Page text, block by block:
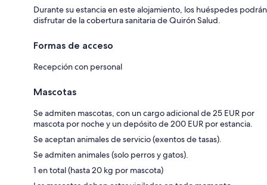
Durante su estancia en este alojamiento, los huéspedes podrán
disfrutar de la cobertura sanitaria de Quirón Salud.
Formas de acceso
Recepción con personal
Mascotas
Se admiten mascotas, con un cargo adicional de 25 EUR por
mascota por noche y un depósito de 200 EUR por estancia.
Se aceptan animales de servicio (exentos de tasas).
Se admiten animales (solo perros y gatos).
1 en total (hasta 20 kg por mascota)